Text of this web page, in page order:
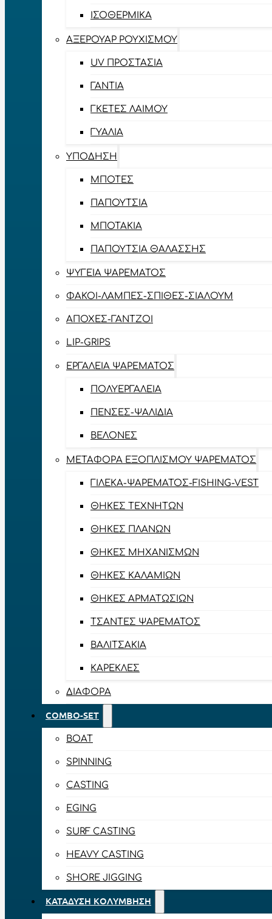
ΙΣΟΘΕΡΜΙΚΆ
ΑΞΕΡΟΥΆΡ ΡΟΥΧΙΣΜΟΎ
UV ΠΡΟΣΤΑΣΊΑ
ΓΆΝΤΙΑ
ΓΚΈΤΕΣ ΛΑΊΜΟΥ
ΓΥΑΛΙΆ
ΥΠΌΔΗΣΗ
ΜΠΌΤΕΣ
ΠΑΠΟΎΤΣΙΑ
ΜΠΟΤΆΚΙΑ
ΠΑΠΟΎΤΣΙΑ ΘΑΛΆΣΣΗΣ
ΨΥΓΕΊΑ ΨΑΡΈΜΑΤΟΣ
ΦΑΚΟΊ-ΛΆΜΠΕΣ-ΣΠΊΘΕΣ-ΣΊΑΛΟΥΜ
ΑΠΌΧΕΣ-ΓΆΝΤΖΟΙ
LIP-GRIPS
EΡΓΑΛΕΊΑ ΨΑΡΈΜΑΤΟΣ
ΠΟΛΥΕΡΓΑΛΕΊΑ
ΠΈΝΣΕΣ-ΨΑΛΊΔΙΑ
ΒΕΛΌΝΕΣ
ΜΕΤΑΦΟΡΆ ΕΞΟΠΛΙΣΜΟΎ ΨΑΡΈΜΑΤΟΣ
ΓΙΛΈΚΑ-ΨΑΡΈΜΑΤΟΣ-FISHING-VEST
ΘΉΚΕΣ ΤΕΧΝΗΤΏΝ
ΘΉΚΕΣ ΠΛΆΝΩΝ
ΘΉΚΕΣ ΜΗΧΑΝΙΣΜΏΝ
ΘΉΚΕΣ ΚΑΛΑΜΙΏΝ
ΘΉΚΕΣ ΑΡΜΑΤΩΣΙΏΝ
ΤΣΆΝΤΕΣ ΨΑΡΈΜΑΤΟΣ
ΒΑΛΙΤΣΆΚΙΑ
ΚΑΡΈΚΛΕΣ
ΔΙΆΦΟΡΑ
COMBO-SET
BOAT
SPINNING
CASTING
EGING
SURF CASTING
HEAVY CASTING
SHORE JIGGING
ΚΑΤΆΔΥΣΗ ΚΟΛΎΜΒΗΣΗ